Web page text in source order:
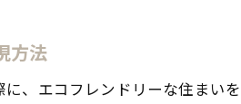
自由な設計であなたの夢を
オープンプランで開放
方法
、エコフレンドリーな住まい